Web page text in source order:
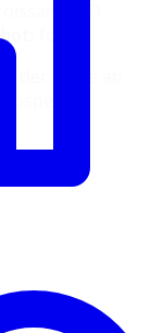
der Filiale ab